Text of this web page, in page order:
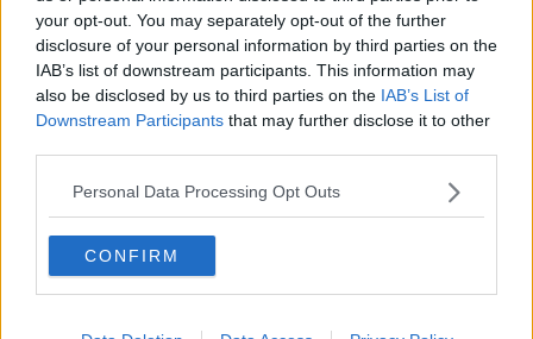
your opt-out. You may separately opt-out of the further
disclosure of your personal information by third parties on the
IAB’s list of downstream participants. This information may
also be disclosed by us to third parties on the IAB’s List of
Downstream Participants that may further disclose it to other
Personal Data Processing Opt Outs
CONFIRM
personalità e la passione che caratterizzano il commercio di
Marciana Marina.
La Settimana della Moda nasce con l'intento di creare un nuovo
modo di vivere il paese, coinvolgendo residenti e turisti e
trasformando le vie del centro in un palcoscenico diffuso, dove ogni
le eccellenze del territorio attraverso un programma che verrà
scoperto giorno dopo giorno.
"Il nostro obiettivo – spiegano gli organizzatori – è far crescere
questa manifestazione anno dopo anno, trasformandola in un
appuntamento capace di promuovere il commercio locale,
rafforzare la collaborazione tra le attività e offrire un'esperienza